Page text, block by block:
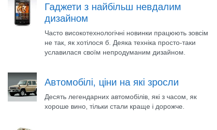
Гаджети з найбільш невдалим
дизайном
Часто високотехнологічні новинки працюють зовсім
не так, як хотілося б. Деяка техніка просто-таки
уславилася своїм непродуманим дизайном.
Автомобілі, ціни на які зросли
Десять легендарних автомобілів, які з часом, як
хороше вино, тільки стали краще і дорожче.